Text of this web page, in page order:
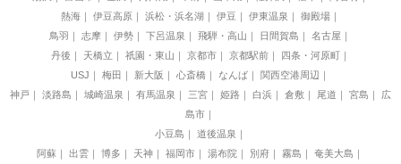
熱海
伊豆高原 浜松・浜名湖 伊豆 伊東温泉
御殿場
鳥羽
志摩 伊勢 下呂温泉 飛騨・高山 日間賀島
名古屋
丹後
天橋立 祇園・東山 京都市 京都駅前
四条・河原町
USJ
梅田 新大阪 心斎橋 なんば
関西空港周辺
神戸
淡路島 城崎温泉 有馬温泉 三宮 姫路 白浜 倉敷 尾道 宮島
広
島市
小豆島
道後温泉
阿蘇
出雲 博多 天神 福岡市 湯布院 別府 霧島
奄美大島